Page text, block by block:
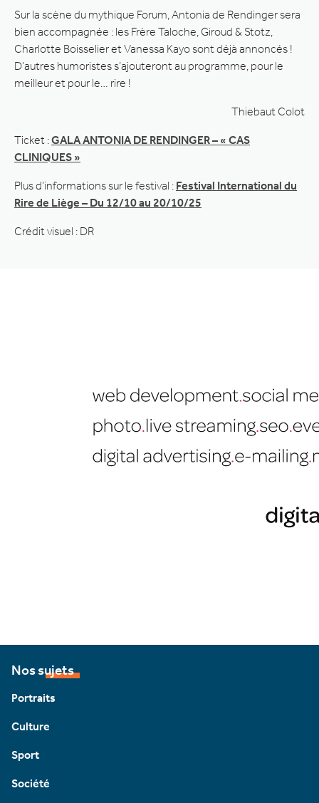
Sur la scène du mythique Forum, Antonia de Rendinger sera
bien accompagnée : les Frère Taloche, Giroud & Stotz,
Charlotte Boisselier et Vanessa Kayo sont déjà annoncés !
D’autres humoristes s’ajouteront au programme, pour le
meilleur et pour le… rire !
Thiebaut Colot
Ticket :GALA ANTONIA DE RENDINGER – « CAS
CLINIQUES »
Plus d’informations sur le festival : Festival International du
Rire de Liège – Du 12/10 au 20/10/25
Crédit visuel : DR
Nos sujets
Portraits
Culture
Sport
Société